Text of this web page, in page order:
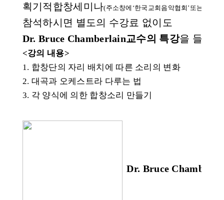
획기적합창세미나(주소창에‘한국교회음악협회’또는
참석하시면 별도의 수강료 없이도
Dr. Bruce Chamberlain교수의 특강을 들으
<강의 내용>
1. 합창단의 자리 배치에 따른 소리의 변화
2. 대곡과 오케스트라 다루는 법
3. 각 양식에 의한 합창소리 만들기
Dr. Bruce